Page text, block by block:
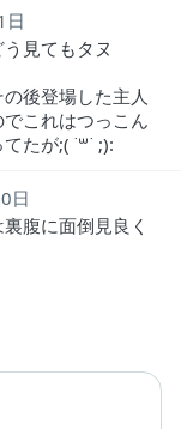
日
見てもタヌ
後登場した主人
これはつっこん
たが;( ˙꒳​˙ ;):
日
腹に面倒見良く